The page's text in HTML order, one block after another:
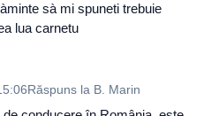
sà mi spuneti trebuie
lua carnetu
Răspuns la B. Marin